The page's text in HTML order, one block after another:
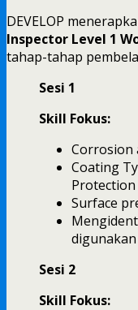
DEVELOP
Inspector Level 1
tahap-tahap
Sesi 1
Skill Fokus:
Corrosion
Coating
Protection
Surface
digunakan
Sesi 2
Skill Fokus: